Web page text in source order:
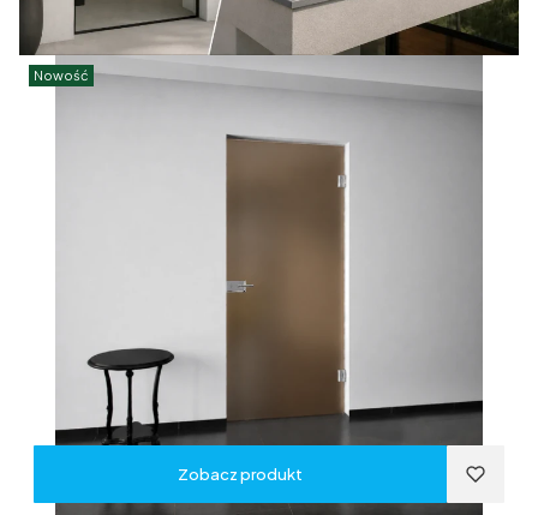
Nowość
Zobacz produkt